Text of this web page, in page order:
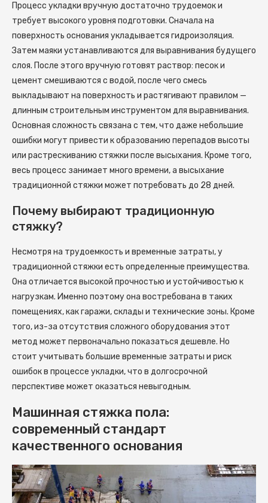
Процесс укладки вручную достаточно трудоемок и
требует высокого уровня подготовки. Сначала на
поверхность основания укладывается гидроизоляция.
Затем маяки устанавливаются для выравнивания будущего
слоя. После этого вручную готовят раствор: песок и
цемент смешиваются с водой, после чего смесь
выкладывают на поверхность и растягивают правилом —
длинным строительным инструментом для выравнивания.
Основная сложность связана с тем, что даже небольшие
ошибки могут привести к образованию перепадов высоты
или растрескиванию стяжки после высыхания. Кроме того,
весь процесс занимает много времени, а высыхание
традиционной стяжки может потребовать до 28 дней.
Почему выбирают традиционную
стяжку?
Несмотря на трудоемкость и временные затраты, у
традиционной стяжки есть определенные преимущества.
Она отличается высокой прочностью и устойчивостью к
нагрузкам. Именно поэтому она востребована в таких
помещениях, как гаражи, склады и технические зоны. Кроме
того, из-за отсутствия сложного оборудования этот
метод может первоначально показаться дешевле. Но
стоит учитывать большие временные затраты и риск
ошибок в процессе укладки, что в долгосрочной
перспективе может оказаться невыгодным.
Машинная стяжка пола:
современный стандарт
качественного основания